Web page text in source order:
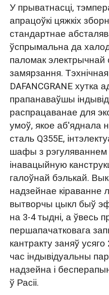
У прыватнасці,
апрацоўкі цяжкіх
стандартнае
ўспрымальна да
паломак электрычнай
замярзання.
DAFANCGRANE хутка
прапанаваўшы
распрацаванае для
умоў, якое аб'яднала
сталь Q355E,
шафы з рэгуляваннем
інавацыйную
галоўнай бэлькай.
надзейнае кіраванне
вытворчы цыкл быў
на 3-4 тыдні, а ўвесь
першапачатковага
кантракту заняў
час індывідуальны
надзейна і
ў Расіі.